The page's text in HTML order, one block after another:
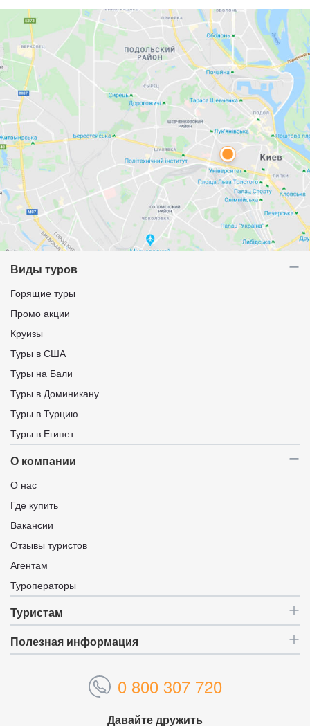
Виды туров
Горящие туры
Промо акции
Круизы
Туры в США
Туры на Бали
Туры в Доминикану
Туры в Турцию
Туры в Египет
О компании
О нас
Где купить
Вакансии
Отзывы туристов
Агентам
Туроператоры
Туристам
Полезная информация
0 800 307 720
Давайте дружить